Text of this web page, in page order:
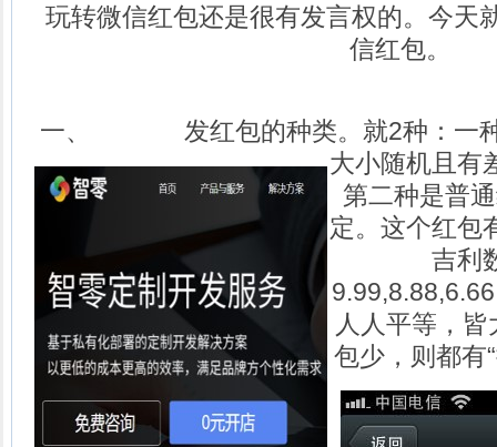
玩转微信红包还是很有发言权的。今天
信红包。
一、 发红包的种类。就2种：一种
大小随机且有
第二种是普
定。这个红包
吉利
人人平等，
包少，则都有